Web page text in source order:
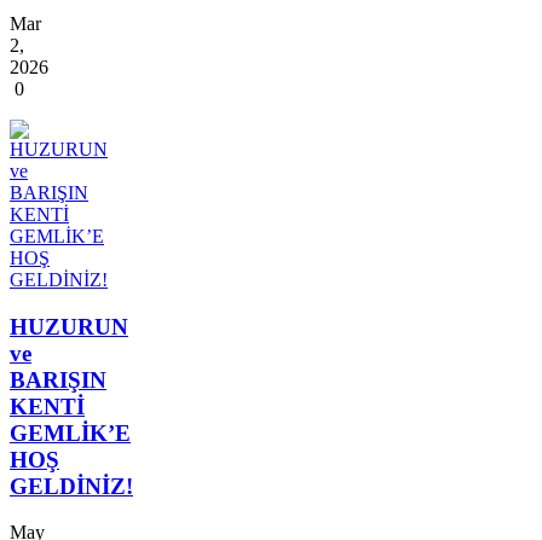
Mar
2,
2026
0
HUZURUN
ve
BARIŞIN
KENTİ
GEMLİK’E
HOŞ
GELDİNİZ!
May